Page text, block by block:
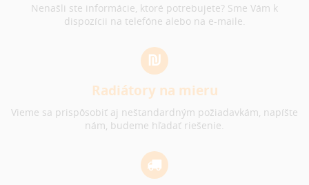
Nenašli ste informácie, ktoré potrebujete? Sme Vám k
dispozícii na telefóne alebo na e-maile.
Radiátory na mieru
Vieme sa prispôsobiť aj neštandardným požiadavkám, napíšte
nám, budeme hľadať riešenie.